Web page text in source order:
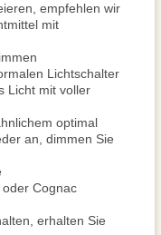
empfehlen wir
mit
Lichtschalter
Licht mit voller
optimal
an, dimmen Sie
Cognac
erhalten Sie